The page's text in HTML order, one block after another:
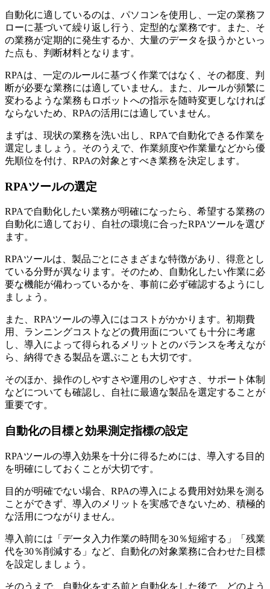
自動化に適しているのは、パソコンを使用し、一定の業務フ
ローに基づいて繰り返し行う、定型的な業務です。また、そ
の業務が定期的に発生するか、大量のデータを扱うかといっ
た点も、判断材料となります。
RPAは、一定のルールに基づく作業ではなく、その都度、判
断が必要な業務には適していません。また、ルールが頻繁に
変わるような業務もロボットへの指示を随時変更しなければ
ならないため、RPAの活用には適していません。
まずは、現状の業務を洗い出し、RPAで自動化できる作業を
選定しましょう。そのうえで、作業頻度や作業量などから優
先順位を付け、RPAの対象とすべき業務を決定します。
RPAツールの選定
RPAで自動化したい業務が明確になったら、希望する業務の
自動化に適しており、自社の環境に合ったRPAツールを選び
ます。
RPAツールは、製品ごとにさまざまな特徴があり、得意とし
ている分野が異なります。そのため、自動化したい作業に必
要な機能が備わっているかを、事前に必ず確認するようにし
ましょう。
また、RPAツールの導入にはコストがかかります。初期費
用、ランニングコストなどの費用面についても十分に考慮
し、導入によって得られるメリットとのバランスを考えなが
ら、納得できる製品を選ぶことも大切です。
そのほか、操作のしやすさや運用のしやすさ、サポート体制
などについても確認し、自社に最適な製品を選定することが
重要です。
自動化の目標と効果測定指標の設定
RPAツールの導入効果を十分に得るためには、導入する目的
を明確にしておくことが大切です。
目的が明確でない場合、RPAの導入による費用対効果を測る
ことができず、導入のメリットを実感できないため、積極的
な活用につながりません。
導入前には「データ入力作業の時間を30％短縮する」「残業
代を30％削減する」など、自動化の対象業務に合わせた目標
を設定しましょう。
そのうえで、自動化をする前と自動化をした後で、どのよう